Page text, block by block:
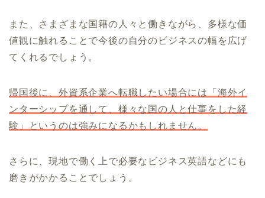
また、さまざまな国籍の人々と働きながら、多様な価
値観に触れることで今後の自分のビジネスの幅を広げ
てくれるでしょう。
帰国後に、外資系企業へ転職したい場合には「海外イ
ンターシップを通して、様々な国の人と仕事をした経
験」というのは強みになるかもしれません。
さらに、現地で働く上で必要なビジネス英語などにも
磨きがかかることでしょう。